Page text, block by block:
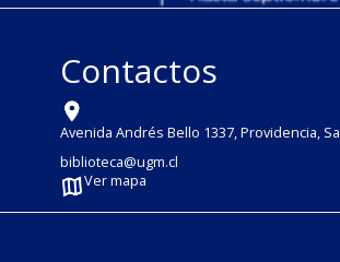
Contactos
Avenida Andrés Bello 1337, Providencia,
biblioteca@ugm.cl
Ver mapa